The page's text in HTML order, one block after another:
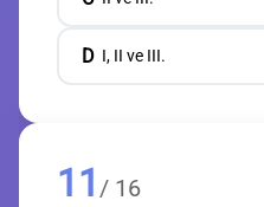
D I, II ve III.
11 / 16